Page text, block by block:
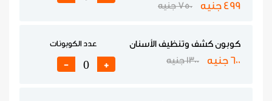
499 جنيه 750 جنيه
كوبون كشف وتنظيف الأسنان
600 جنيه 1300 جنيه
عدد الكوبونات
+
-